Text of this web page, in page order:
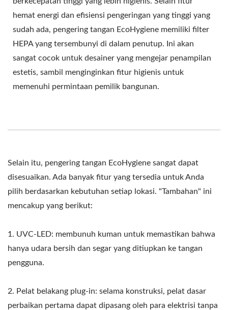
hemat energi dan efisiensi pengeringan yang tinggi yang
sudah ada, pengering tangan EcoHygiene memiliki filter
HEPA yang tersembunyi di dalam penutup. Ini akan
sangat cocok untuk desainer yang mengejar penampilan
estetis, sambil menginginkan fitur higienis untuk
memenuhi permintaan pemilik bangunan.
Selain itu, pengering tangan EcoHygiene sangat dapat
disesuaikan. Ada banyak fitur yang tersedia untuk Anda
pilih berdasarkan kebutuhan setiap lokasi. "Tambahan" ini
mencakup yang berikut:
1. UVC-LED: membunuh kuman untuk memastikan bahwa
hanya udara bersih dan segar yang ditiupkan ke tangan
pengguna.
2. Pelat belakang plug-in: selama konstruksi, pelat dasar
perbaikan pertama dapat dipasang oleh para elektrisi tanpa